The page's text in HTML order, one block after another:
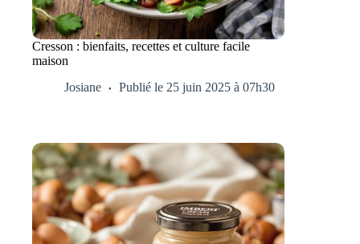
Cresson : bienfaits, recettes et culture facile
maison
Josiane
Publié le 25 juin 2025 à 07h30